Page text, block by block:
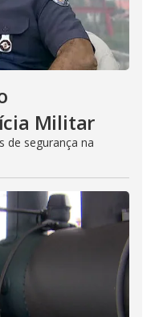
Militar
de segurança na